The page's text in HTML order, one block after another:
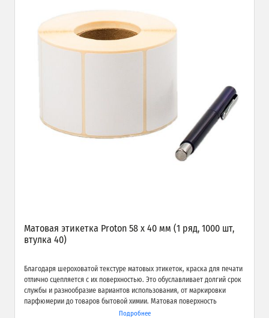
Матовая этикетка Proton 58 х 40 мм (1 ряд, 1000 шт,
втулка 40)
Благодаря шероховатой текстуре матовых этикеток, краска для печати
отлично сцепляется с их поверхностью. Это обуславливает долгий срок
службы и разнообразие вариантов использования, от маркировки
парфюмерии до товаров бытовой химии. Матовая поверхность
обеспечивает превосходное качество печати и широкие возможности
Подробнее